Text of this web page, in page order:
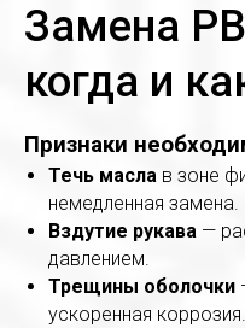
Замена
когда и
Признаки
Течь масла в зоне
немедленная замена.
Вздутие рукава —
давлением.
Трещины оболочки
ускоренная коррозия.